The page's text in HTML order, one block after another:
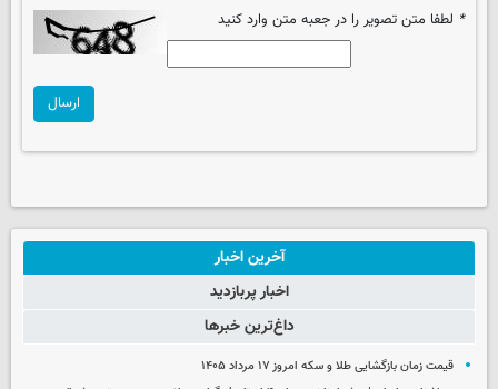
* لطفا متن تصویر را در جعبه متن وارد کنید
ارسال
آخرین اخبار
اخبار پربازدید
داغ‌ترین خبرها
قیمت زمان بازگشایی طلا و سکه امروز ۱۷ مرداد ۱۴۰۵